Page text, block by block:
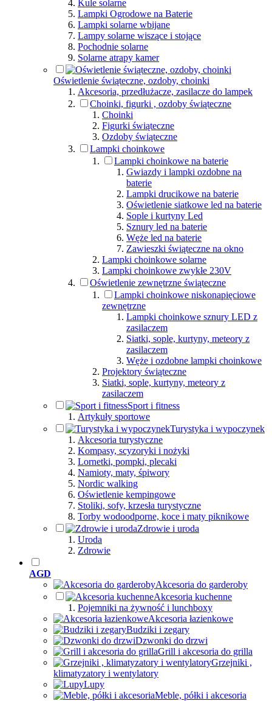
Kule solarne
Lampki Ogrodowe na Baterie
Lampki solarne wbijane
Lampy solarne wiszące i stojące
Pochodnie solarne
Solarne atrapy kamer
Oświetlenie świąteczne, ozdoby, choinki
Akcesoria, przedłużacze, zasilacze do lampek
Choinki, figurki , ozdoby świąteczne
Choinki
Figurki świąteczne
Ozdoby świąteczne
Lampki choinkowe
Lampki choinkowe na baterie
Gwiazdy i lampki ozdobne na
baterie
Lampki drucikowe na baterie
Oświetlenie siatkowe led na baterie
Sople i kurtyny Led
Sznury led na baterie
Węże led na baterie
Zawieszki świąteczne na okno
Lampki choinkowe solarne
Lampki choinkowe zwykłe 230V
Oświetlenie zewnętrzne świąteczne
Lampki choinkowe niskonapięciowe
zewnętrzne
Lampki choinkowe sznury LED z
zasilaczem
Siatki, sople, kurtyny, meteory z
zasilaczem
Węże i ozdobne lampki choinkowe
Projektory świąteczne
Siatki, sople, kurtyny, meteory z
zasilaczem
Sport i fitness
Artykuły sportowe
Turystyka i wypoczynek
Akcesoria turystyczne
Kompasy, scyzoryki i nożyki
Lornetki, pompki, plecaki
Namioty, maty, śpiwory
Nordic walking
Oświetlenie kempingowe
Stoliki, sofy, krzesła turystyczne
Torby wodoodporne, koce i maty piknikowe
Zdrowie i uroda
Uroda
Zdrowie
AGD
Akcesoria do garderoby
Akcesoria kuchenne
Pojemniki na żywność i lunchboxy
Akcesoria łazienkowe
Budziki i zegary
Dzwonki do drzwi
Grill i akcesoria do grilla
Grzejniki ,
klimatyzatory i wentylatory
Lupy
Meble, półki i akcesoria